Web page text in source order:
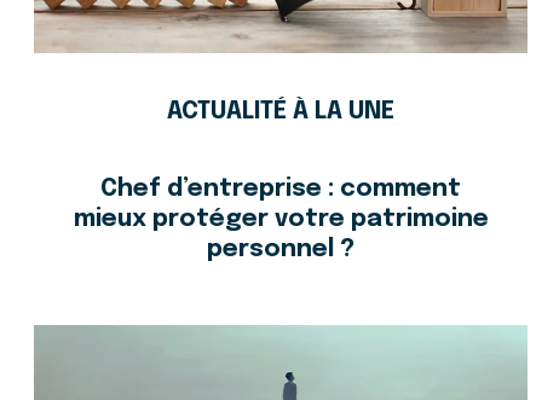
ACTUALITÉ À LA UNE
Chef d’entreprise : comment
mieux protéger votre patrimoine
personnel ?